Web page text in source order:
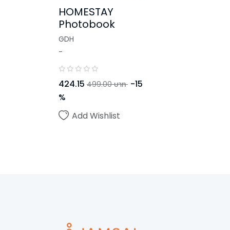
HOMESTAY
Photobook
GDH
-
424.15 499.00 บาท -15
%
Add Wishlist